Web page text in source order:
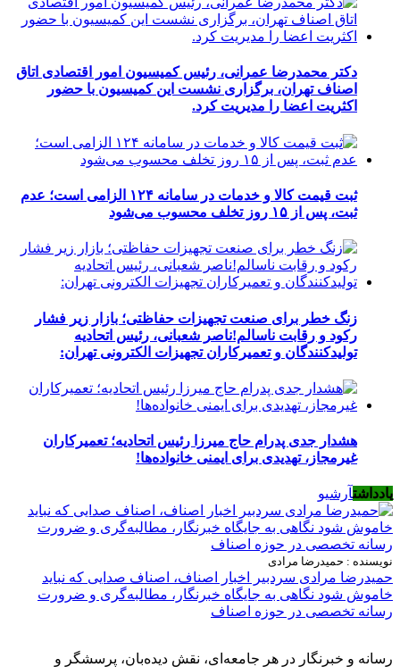
دکتر محمدرضا عمرانی، رئیس کمیسیون امور اقتصادی اتاق
اصناف تهران، برگزاری نشست این کمیسیون با حضور
اکثریت اعضا را مدیریت کرد.
ثبت قیمت کالا و خدمات در سامانه ۱۲۴ الزامی است؛ عدم
ثبت، پس از ۱۵ روز تخلف محسوب می‌شود
زنگ خطر برای صنعت تجهیزات حفاظتی؛ بازار زیر فشار
رکود و رقابت ناسالم!ناصر شعبانی، رئیس اتحادیه
تولیدکنندگان و تعمیرکاران تجهیزات الکترونی تهران:
هشدار جدی پدرام حاج میرزا رئیس اتحادیه؛ تعمیرکاران
غیرمجاز، تهدیدی برای ایمنی خانواده‌ها!
یادداشتآرشیو
نویسنده : حمیدرضا مرادی
حمیدرضا مرادی سردبیر اخبار اصناف، اصناف صدایی که نباید
خاموش شود نگاهی به جایگاه خبرنگار، مطالبه‌گری و ضرورت
رسانه تخصصی در حوزه اصناف
رسانه و خبرنگار در هر جامعه‌ای، نقش دیده‌بان، پرسشگر و